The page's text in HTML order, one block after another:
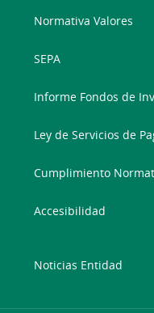
Normativa Valores
SEPA
Informe Fondos de
Ley de Servicios de
Cumplimiento
Accesibilidad
Noticias Entidad